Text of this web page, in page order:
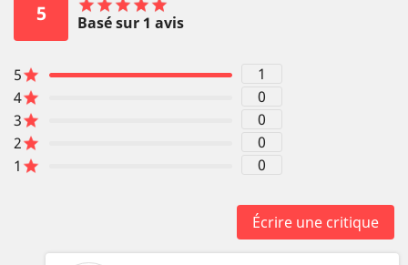
5 Basé sur 1 avis
5
1
4
0
3
0
2
0
1
0
Écrire une critique